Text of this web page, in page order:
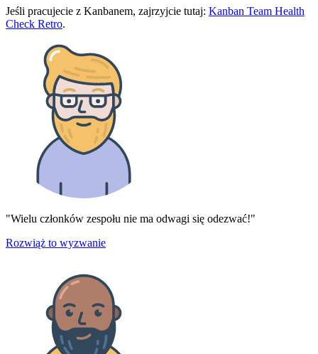
Jeśli pracujecie z Kanbanem, zajrzyjcie tutaj: Kanban Team Health
Check Retro.
"Wielu członków zespołu nie ma odwagi się odezwać!"
Rozwiąż to wyzwanie